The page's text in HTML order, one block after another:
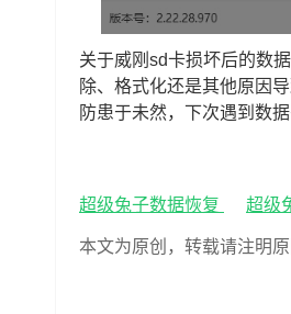
关于威刚sd卡损坏后的数
除、格式化还是其他原因
防患于未然，下次遇到数
超级兔子数据恢复 超级
本文为原创，转载请注明